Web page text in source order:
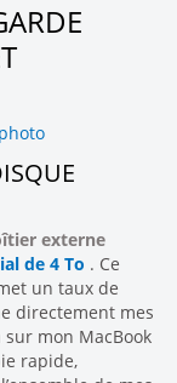
externe
de 4 To . Ce
un taux de
directement mes
sur mon MacBook
rapide,